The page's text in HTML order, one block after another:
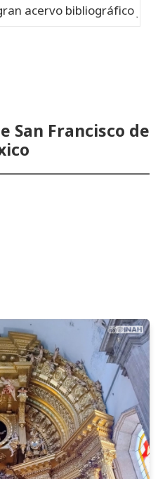
bibliográfico jesuita
San Francisco de